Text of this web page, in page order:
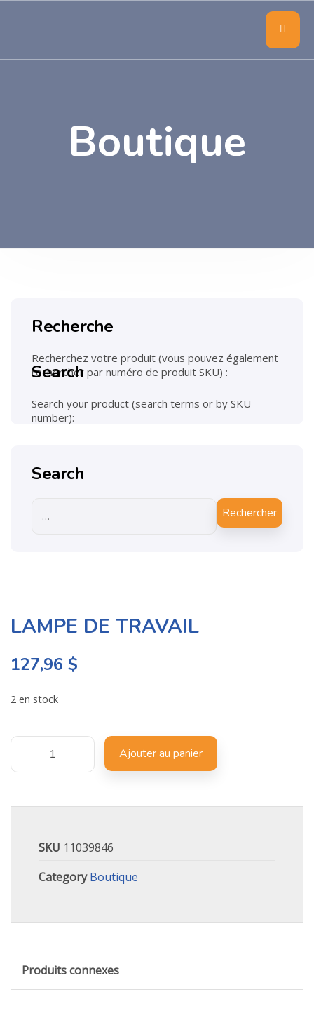
Boutique
LAMPE DE TRAVAIL
127,96 $
2 en stock
Ajouter au panier
SKU 11039846
Category Boutique
Produits connexes
Recherche
Recherchez votre produit (vous pouvez également
rechercher par numéro de produit SKU) :
Search
Search your product (search terms or by SKU
number):
Search
Rechercher